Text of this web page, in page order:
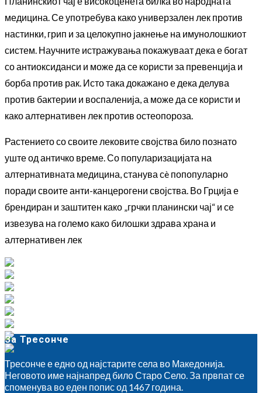
медицина. Се употребува како универзален лек против
настинки, грип и за целокупно јакнење на имунолошкиот
систем. Научните истражувања покажуваат дека е богат
со антиоксиданси и може да се користи за превенција и
борба против рак. Исто така докажано е дека делува
против бактерии и воспаленија, а може да се користи и
како алтернативен лек против остеопороза.
Растението со своите лековите својства било познато
уште од античко време. Со популаризацијата на
алтернативната медицина, станува сè попопуларно
поради своите анти-канцерогени својства. Во Грција е
брендиран и заштитен како „грчки планински чај“ и се
извезува на големо како билошки здрава храна и
алтернативен лек
За Тресонче
Тресонче е едно од најстарите села во Македонија.
Неговото име најнапред било Старо Село. За првпат се
споменува во еден попис од 1467 година.